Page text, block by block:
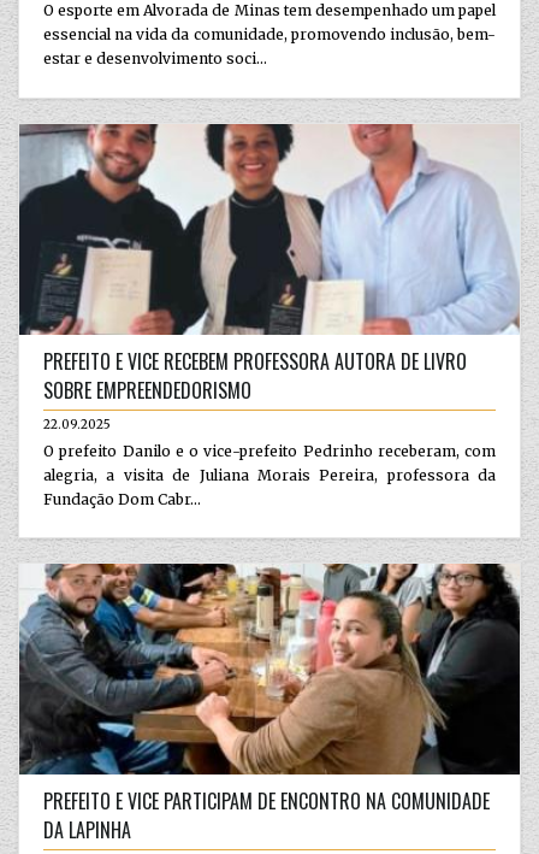
O esporte em Alvorada de Minas tem desempenhado um papel
essencial na vida da comunidade, promovendo inclusão, bem-
estar e desenvolvimento soci...
PREFEITO E VICE RECEBEM PROFESSORA AUTORA DE LIVRO
SOBRE EMPREENDEDORISMO
22.09.2025
O prefeito Danilo e o vice-prefeito Pedrinho receberam, com
alegria, a visita de Juliana Morais Pereira, professora da
Fundação Dom Cabr...
PREFEITO E VICE PARTICIPAM DE ENCONTRO NA COMUNIDADE
DA LAPINHA